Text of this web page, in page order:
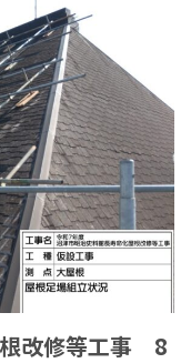
根改修等工事 8